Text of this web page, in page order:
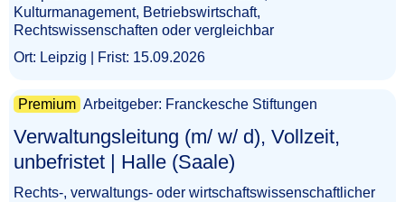
Kulturmanagement, Betriebswirtschaft,
Rechtswissenschaften oder vergleichbar
Ort: Leipzig | Frist: 15.09.2026
Premium Arbeitgeber: Franckesche Stiftungen
Verwaltungsleitung (m/ w/ d), Vollzeit,
unbefristet | Halle (Saale)​‌‌‌‌​‌​‌​‌​‌‌‌​‌‌​
Rechts-, verwaltungs- oder wirtschaftswissenschaftlicher